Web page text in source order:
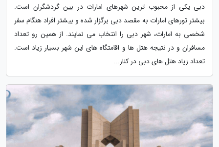
دبی یکی از محبوب ترین شهرهای امارات در بین گردشگران است.
بیشتر تورهای امارات به مقصد دبی برگزار شده و بیشتر افراد هنگام سفر
شخصی به امارات، شهر دبی را انتخاب می نمایند. از همین رو تعداد
مسافران و در نتیجه هتل ها و اقامتگاه های این شهر بسیار زیاد است.
تعداد زیاد هتل های دبی در کنار...